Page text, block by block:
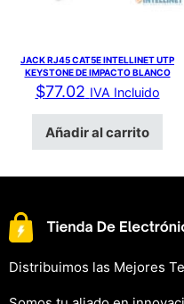
JACK RJ45 CAT5E INTELLINET UTP
KEYSTONE DE IMPACTO BLANCO
$77.02 IVA Incluido
Añadir al carrito
Distribuimos las Mejores